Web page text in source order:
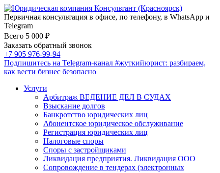
Первичная консультация в офисе, по телефону, в WhatsApp и
Telegram
Всего 5 000 ₽
Заказать обратный звонок
+7 905 976-99-94
Подпишитесь на Telegram-канал #жуткийюрист: разбираем,
как вести бизнес безопасно
Услуги
Арбитраж ВЕДЕНИЕ ДЕЛ В СУДАХ
Взыскание долгов
Банкротство юридических лиц
Абонентское юридическое обслуживание
Регистрация юридических лиц
Налоговые споры
Споры с застройщиками
Ликвидация предприятия. Ликвидация ООО
Сопровождение в тендерах (электронных